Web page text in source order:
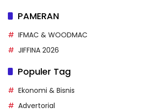
PAMERAN
IFMAC & WOODMAC
JIFFINA 2026
Populer Tag
Ekonomi & Bisnis
Advertorial